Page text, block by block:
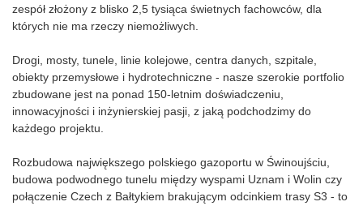
zespół złożony z blisko 2,5 tysiąca świetnych fachowców, dla
których nie ma rzeczy niemożliwych.
Drogi, mosty, tunele, linie kolejowe, centra danych, szpitale,
obiekty przemysłowe i hydrotechniczne - nasze szerokie portfolio
zbudowane jest na ponad 150-letnim doświadczeniu,
innowacyjności i inżynierskiej pasji, z jaką podchodzimy do
każdego projektu.
Rozbudowa największego polskiego gazoportu w Świnoujściu,
budowa podwodnego tunelu między wyspami Uznam i Wolin czy
połączenie Czech z Bałtykiem brakującym odcinkiem trasy S3 - to